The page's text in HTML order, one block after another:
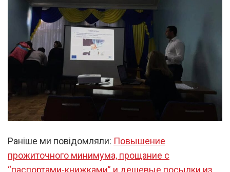
Раніше ми повідомляли: Повышение
прожиточного минимума, прощание с